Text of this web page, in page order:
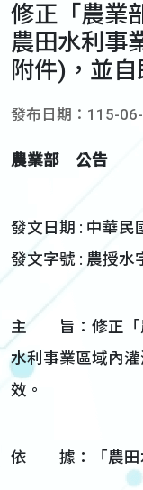
修正「農業
農田水利事
附件)，並
發布日期：115-
農業部 公告
發文日期 : 中華民
發文字號 : 農授水
主 旨：修正「
水利事業區域內
效。
依 據：「農田